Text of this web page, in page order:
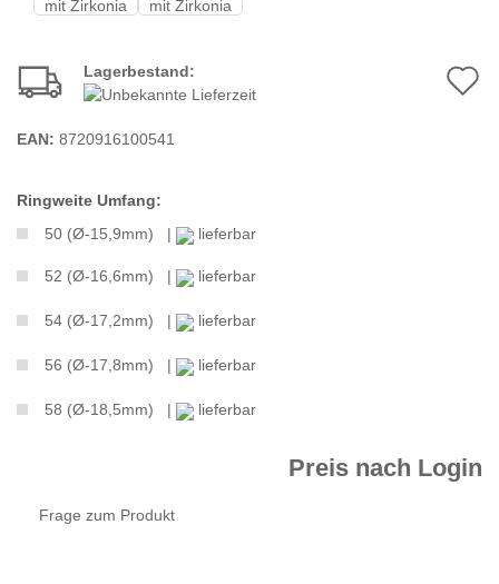
Lagerbestand:
EAN: 8720916100541
Ringweite Umfang:
50 (Ø-15,9mm) |
lieferbar
52 (Ø-16,6mm) | lieferbar
54 (Ø-17,2mm) | lieferbar
56 (Ø-17,8mm) | lieferbar
58 (Ø-18,5mm) | lieferbar
Preis nach Login
Frage zum Produkt